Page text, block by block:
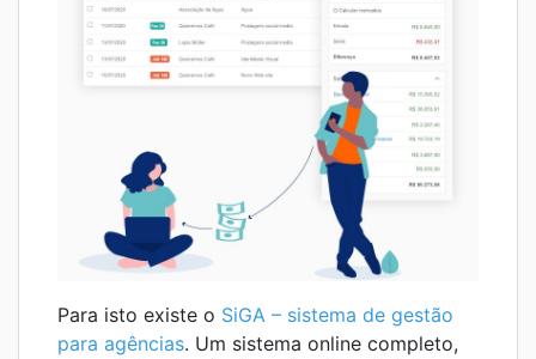
Para isto existe o SiGA – sistema de gestão
para agências. Um sistema online completo,